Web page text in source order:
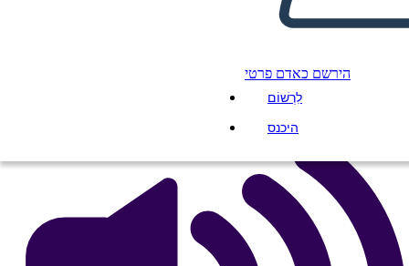
הירשם כאדם פרטי
לִרְשׁוֹם
היכנס
לקרוא לי